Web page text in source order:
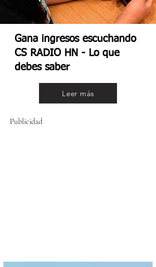
Gana ingresos escuchando
CS RADIO HN - Lo que
debes saber
Leer más
Publicidad